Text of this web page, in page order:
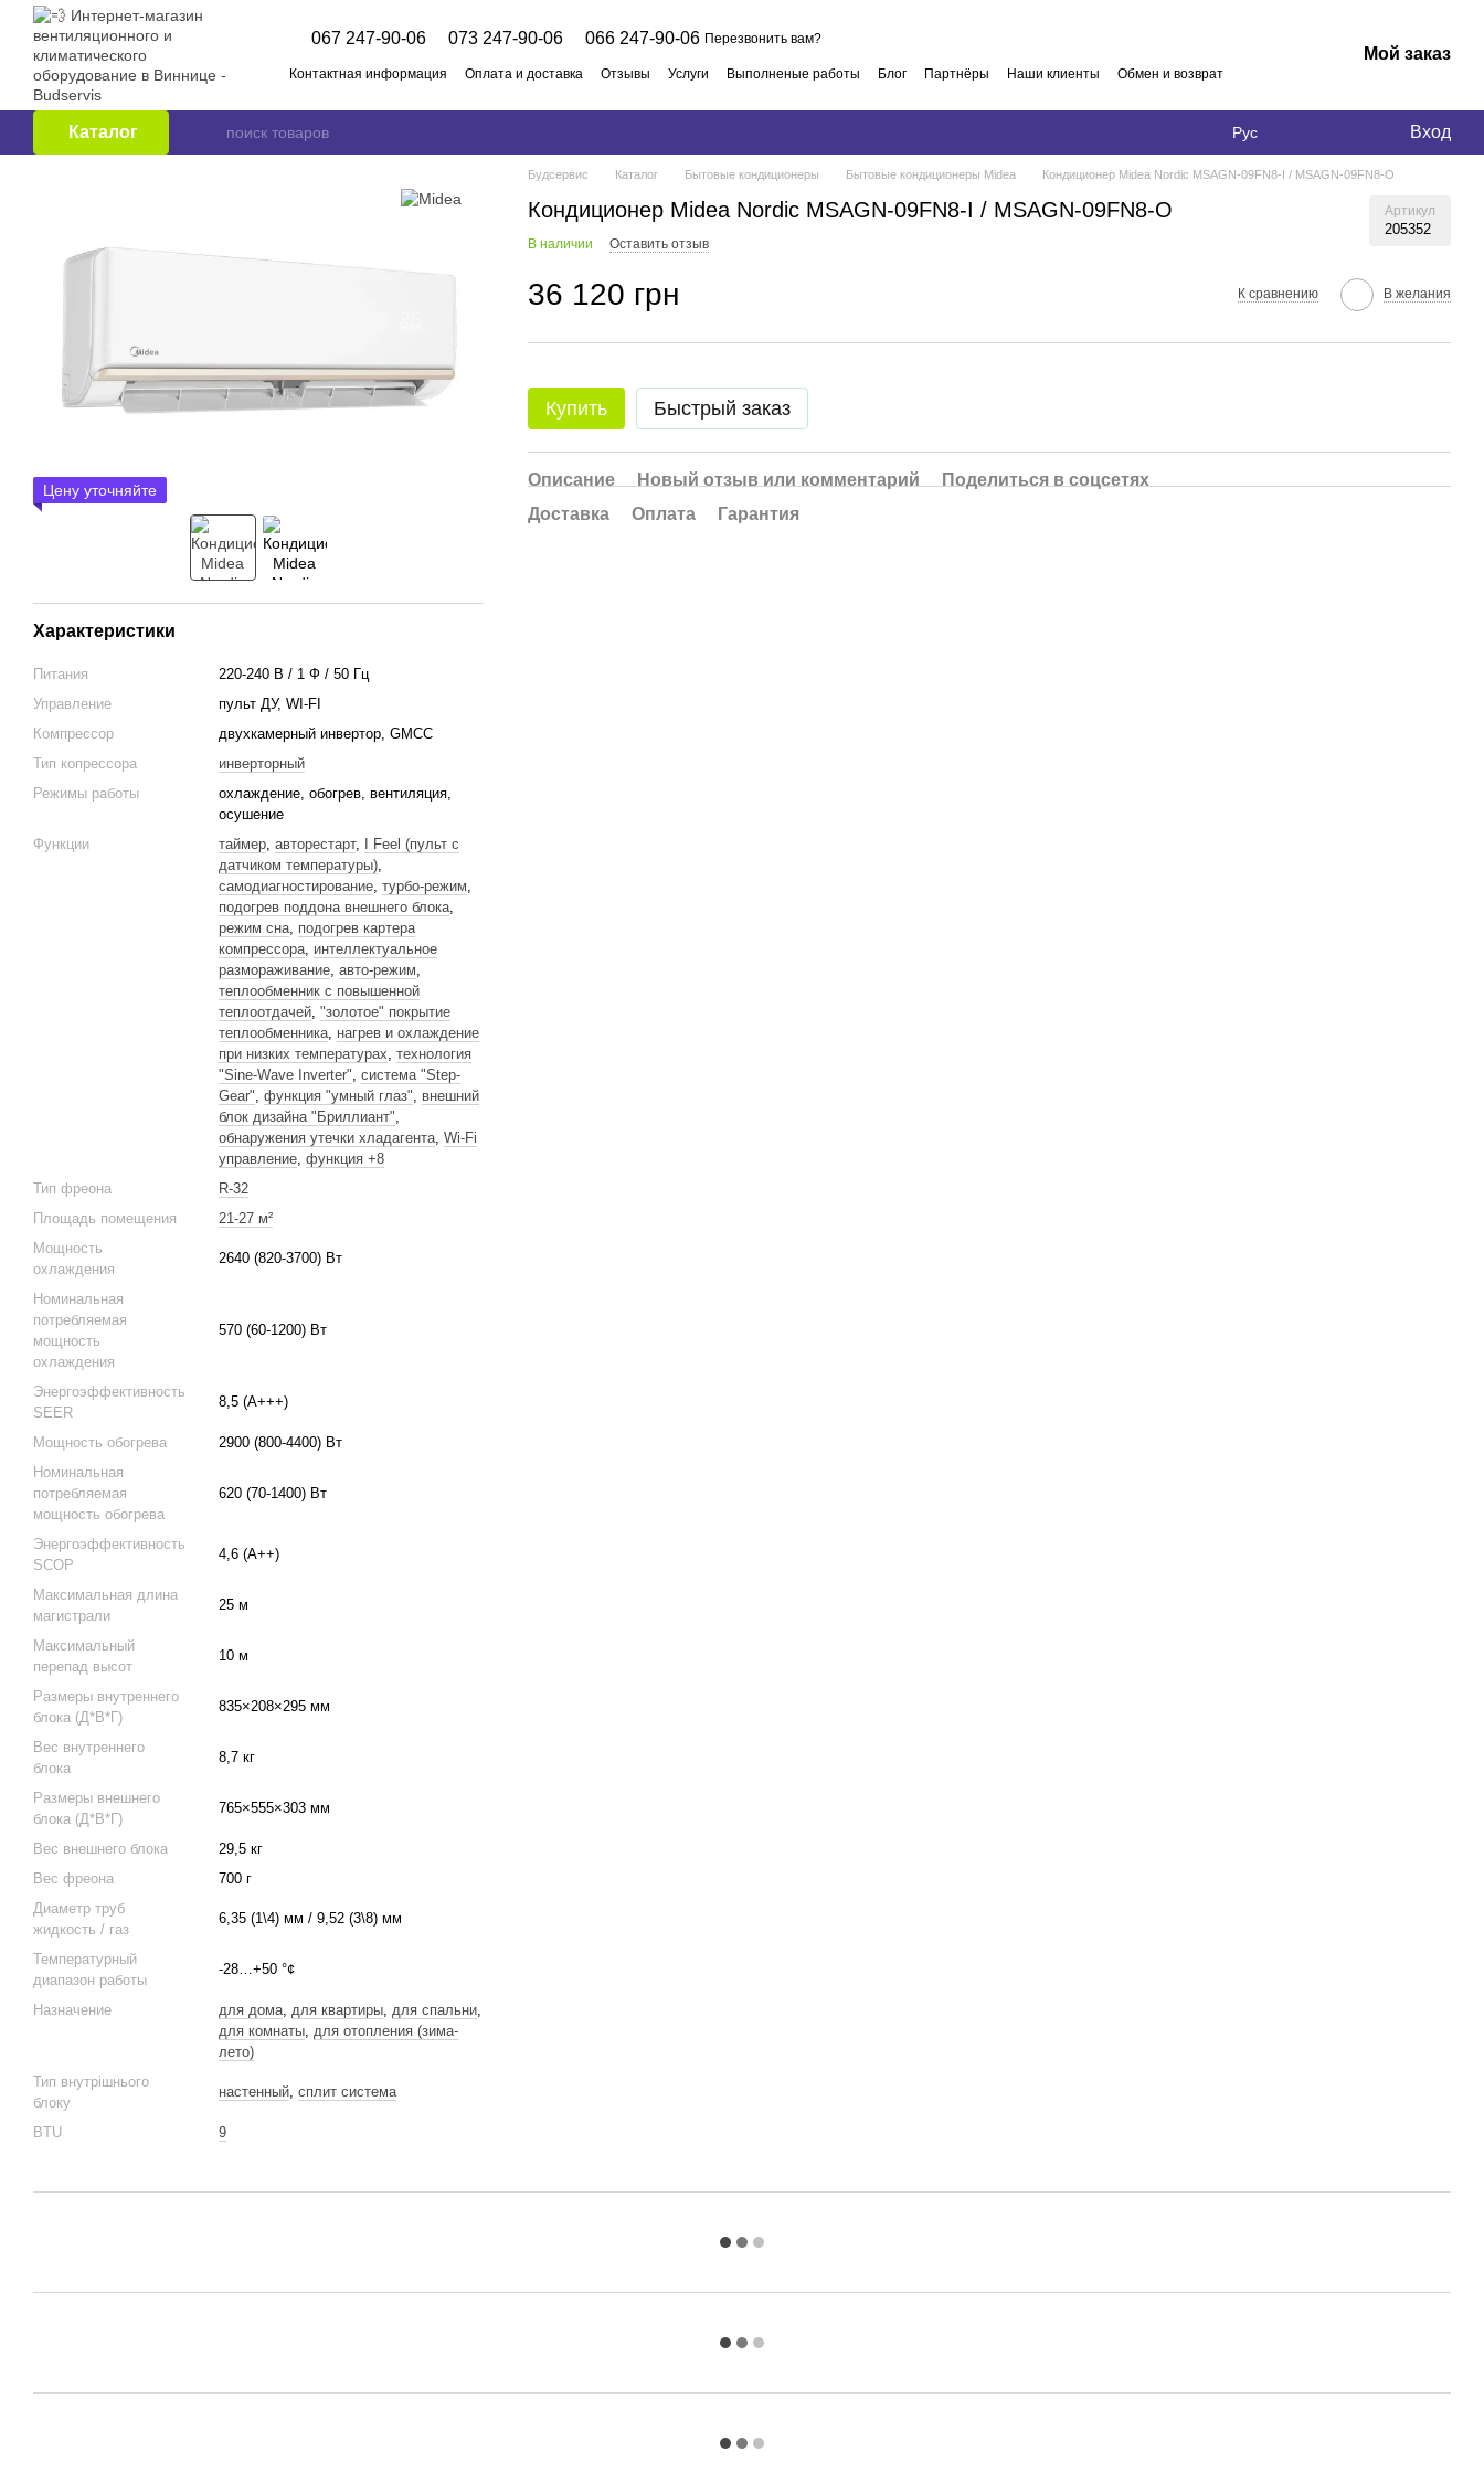
Перейти к основному контенту
067 247-90-06 073 247-90-06 066 247-90-06 Перезвонить вам?
Контактная информация Оплата и доставка Отзывы Услуги Выполненые работы Блог Партнёры Наши клиенты
Обмен и возврат
Мой заказ
Каталог Рус Вход
Цену уточняйте
Характеристики
Питания
220-240 В / 1 Ф / 50 Гц
Управление
пульт ДУ, WI-FI
Компрессор
двухкамерный инвертор, GМСС
Тип копрессора
инверторный
Режимы работы
охлаждение, обогрев, вентиляция,
осушение
Функции
таймер, авторестарт,
I Feel (пульт с
датчиком температуры),
самодиагностирование, турбо-режим,
подогрев поддона внешнего блока,
режим сна, подогрев картера
компрессора, интеллектуальное
размораживание, авто-режим,
теплообменник с повышенной
теплоотдачей, "золотое" покрытие
теплообменника, нагрев и охлаждение
при низких температурах, технология
"Sine-Wave Inverter", система "Step-
Gear", функция "умный глаз", внешний
блок дизайна "Бриллиант",
обнаружения утечки хладагента, Wi-Fi
управление, функция +8
Тип фреона
R-32
Площадь помещения
21-27 м²
Мощность
охлаждения
2640 (820-3700) Вт
Номинальная
потребляемая
мощность
охлаждения
570 (60-1200) Вт
Энергоэффективность
SEER
8,5 (A+++)
Мощность обогрева
2900 (800-4400) Вт
Номинальная
потребляемая
мощность обогрева
620 (70-1400) Вт
Энергоэффективность
SCOP
4,6 (A++)
Максимальная длина
магистрали
25 м
Максимальный
перепад высот
10 м
Размеры внутреннего
блока (Д*В*Г)
835×208×295 мм
Вес внутреннего
блока
8,7 кг
Размеры внешнего
блока (Д*В*Г)
765×555×303 мм
Вес внешнего блока
29,5 кг
Вес фреона
700 г
Диаметр труб
жидкость / газ
6,35 (1\4) мм / 9,52 (3\8) мм
Температурный
диапазон работы
-28…+50 °¢
Назначение для дома, для квартиры, для спальни,
для комнаты, для отопления (зима-
лето)
Тип внутрішнього
блоку
настенный, сплит система
BTU 9
Будсервис Каталог Бытовые кондиционеры Бытовые кондиционеры Midea Кондиционер Midea Nordic MSAGN-09FN8-I / MSAGN-09FN8-O
Кондиционер Midea Nordic MSAGN-09FN8-I / MSAGN-09FN8-O Артикул
205352
В наличии Оставить отзыв
36 120 грн К сравнению В желания
Купить Быстрый заказ
Описание Новый отзыв или комментарий
Поделиться в соцсетях
Доставка
Оплата Гарантия